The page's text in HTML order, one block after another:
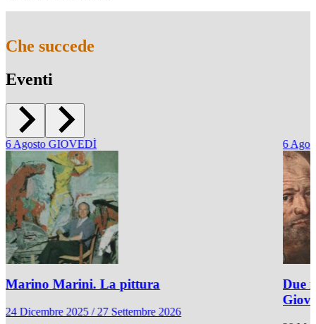
Che succede
Eventi
6Agosto GIOVEDÌ
Marino Marini. La pittura
24 Dicembre 2025 / 27 Settembre 2026
6
Due